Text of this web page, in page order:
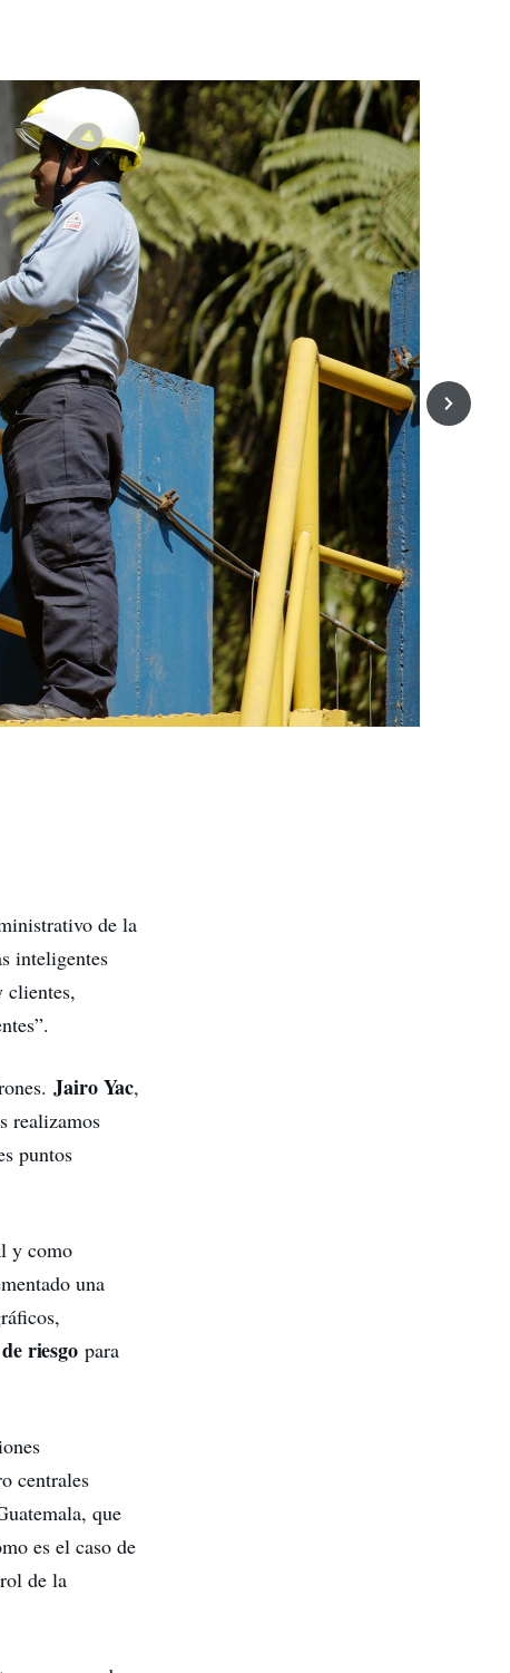
de la
inteligentes
clientes,
Jairo Yac,
realizamos
puntos
y como
una
riesgo para
centrales
que
es el caso de
de la